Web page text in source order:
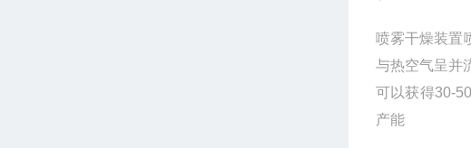
喷雾干燥装置
与热空气呈并
可以获得30-
产能